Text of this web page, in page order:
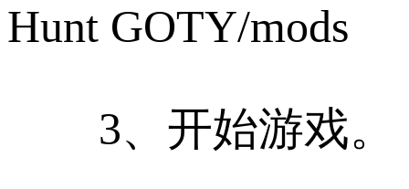
Hunt GOTY/mods
3、开始游戏。